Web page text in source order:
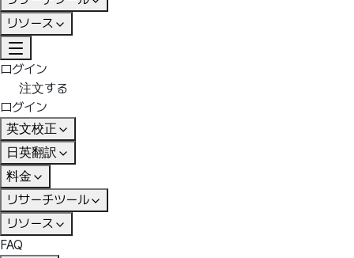
リソース
ログイン
注文する
ログイン
英文校正
日英翻訳
料金
リサーチツール
リソース
FAQ